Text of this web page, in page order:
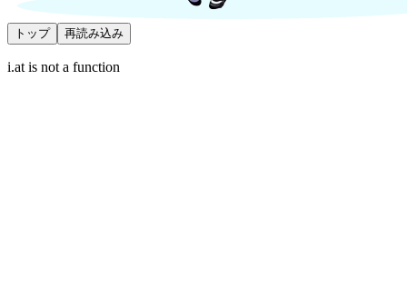
トップ 再読み込み
i.at is not a function